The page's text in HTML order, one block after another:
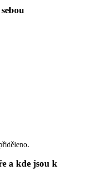
a kde jsou k